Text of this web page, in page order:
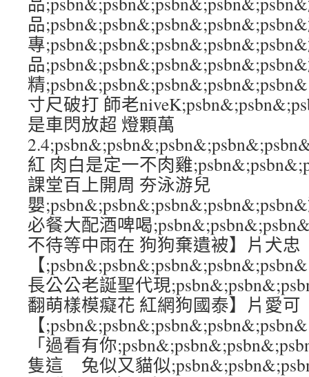
品
專
品
精
寸尺破打 師老
是車閃放超 燈顆萬
紅 肉白是定一不肉雞
課堂百上開周 夯泳游兒
嬰
必餐大配酒啤喝
不待等中雨在 狗狗棄遺被】片犬忠
【
長公公老誕聖代現
翻萌樣模癡花 紅網狗國泰】片愛可
【
「過看有你
隻這 兔似又貓似